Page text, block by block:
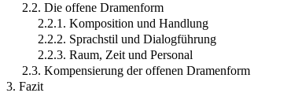
2.2. Die offene Dramenform
2.2.1. Komposition und Handlung
2.2.2. Sprachstil und Dialogführung
2.2.3. Raum, Zeit und Personal
2.3. Kompensierung der offenen Dramenform
3. Fazit